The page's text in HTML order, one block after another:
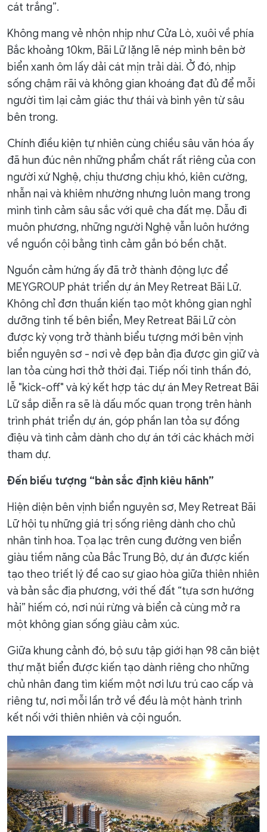
cát trắng”.
Không mang vẻ nhộn nhịp như Cửa Lò, xuôi về phía
Bắc khoảng 10km, Bãi Lữ lặng lẽ nép mình bên bờ
biển xanh ôm lấy dải cát mịn trải dài. Ở đó, nhịp
sống chậm rãi và không gian khoáng đạt đủ để mỗi
người tìm lại cảm giác thư thái và bình yên từ sâu
bên trong.
Chính điều kiện tự nhiên cùng chiều sâu văn hóa ấy
đã hun đúc nên những phẩm chất rất riêng của con
người xứ Nghệ, chịu thương chịu khó, kiên cường,
nhẫn nại và khiêm nhường nhưng luôn mang trong
mình tình cảm sâu sắc với quê cha đất mẹ. Dẫu đi
muôn phương, những người Nghệ vẫn luôn hướng
về nguồn cội bằng tình cảm gắn bó bền chặt.
Nguồn cảm hứng ấy đã trở thành động lực để
MEYGROUP phát triển dự án Mey Retreat Bãi Lữ.
Không chỉ đơn thuần kiến tạo một không gian nghỉ
dưỡng tinh tế bên biển, Mey Retreat Bãi Lữ còn
được kỳ vọng trở thành biểu tượng mới bên vịnh
biển nguyên sơ - nơi vẻ đẹp bản địa được gìn giữ và
lan tỏa cùng hơi thở thời đại. Tiếp nối tinh thần đó,
lễ "kick-off" và ký kết hợp tác dự án Mey Retreat Bãi
Lữ sắp diễn ra sẽ là dấu mốc quan trọng trên hành
trình phát triển dự án, góp phần lan tỏa sự đồng
điệu và tình cảm dành cho dự án tới các khách mời
tham dự.
Đến biểu tượng “bản sắc định kiêu hãnh”
Hiện diện bên vịnh biển nguyên sơ, Mey Retreat Bãi
Lữ hội tụ những giá trị sống riêng dành cho chủ
nhân tinh hoa. Tọa lạc trên cung đường ven biển
giàu tiềm năng của Bắc Trung Bộ, dự án được kiến
tạo theo triết lý đề cao sự giao hòa giữa thiên nhiên
và bản sắc địa phương, với thế đất “tựa sơn hướng
hải” hiếm có, nơi núi rừng và biển cả cùng mở ra
một không gian sống giàu cảm xúc.
Giữa khung cảnh đó, bộ sưu tập giới hạn 98 căn biệt
thự mặt biển được kiến tạo dành riêng cho những
chủ nhân đang tìm kiếm một nơi lưu trú cao cấp và
riêng tư, nơi mỗi lần trở về đều là một hành trình
kết nối với thiên nhiên và cội nguồn.